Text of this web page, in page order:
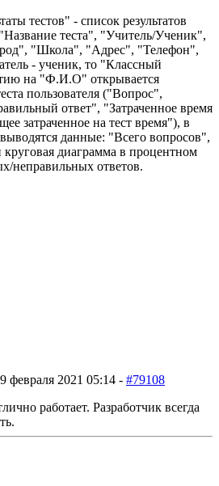
тестов" - список результатов
теста", "Учитель/Ученик",
"Школа", "Адрес", "Телефон",
- ученик, то "Классный
на "Ф.И.О" открывается
пользователя ("Вопрос",
ответ", "Затраченное время
затраченное на тест время"), в
данные: "Всего вопросов",
диаграмма в процентном
неправильных ответов.
февраля 2021 05:14 - #79108
работает. Разработчик всегда